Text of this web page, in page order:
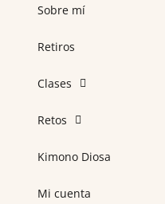
Sobre mí
Retiros
Clases
Retos
Kimono Diosa
Mi cuenta